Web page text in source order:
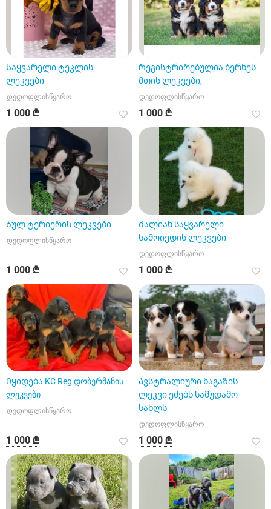
Საყვარელი ტეკლის
ლეკვები
დედოფლისწყარო
1 000 ₾
Რეგისტრირებულია ბერნეს
მთის ლეკვები,
დედოფლისწყარო
1 000 ₾
Ბულ ტერიერის ლეკვები
დედოფლისწყარო
1 000 ₾
Ძალიან საყვარელი
სამოიედის ლეკვები
დედოფლისწყარო
1 000 ₾
Იყიდება KC Reg დობერმანის
ლეკვები
დედოფლისწყარო
1 000 ₾
Ავსტრალიური ნაგაზის
ლეკვი ეძებს სამუდამო
სახლს
დედოფლისწყარო
1 000 ₾